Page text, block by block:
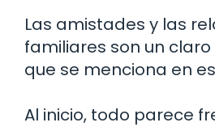
Las amistades y las
familiares son un
que se menciona en
Al inicio, todo parece